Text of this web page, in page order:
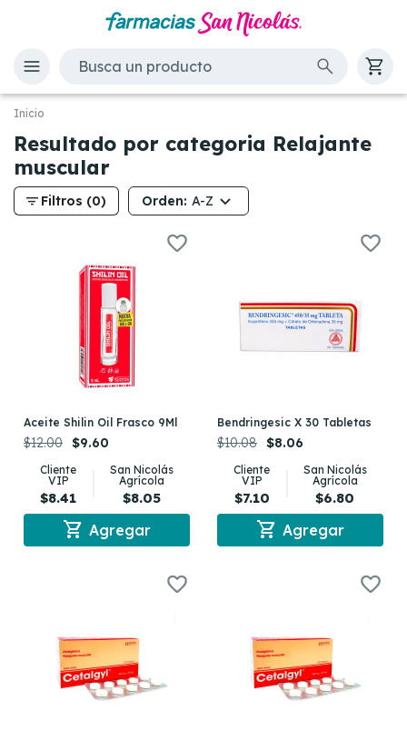
Inicio
Resultado por categoria Relajante
muscular
filter_list Filtros (0) Orden: A-Z
Aceite Shilin Oil Frasco 9Ml
$12.00 $9.60
Cliente
VIP
$8.41
San Nicolás
Agrícola
$8.05
shopping_cart Agregar
Bendringesic X 30 Tabletas
$10.08 $8.06
Cliente
VIP
$7.10
San Nicolás
Agrícola
$6.80
shopping_cart Agregar